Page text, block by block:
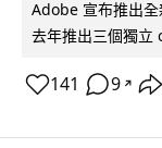
Adobe 宣布推出
去年推出三個獨
141 9 ↗